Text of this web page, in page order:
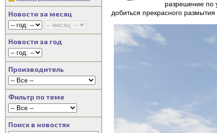
Новости за месяц
Новости за год
Производитель
Фильтр по теме
Поиск в новостях
разрешение по
добиться прекрасного